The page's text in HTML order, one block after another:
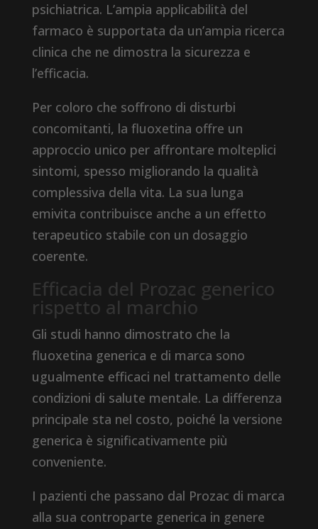
psichiatrica. L’ampia applicabilità del
farmaco è supportata da un’ampia ricerca
clinica che ne dimostra la sicurezza e
l’efficacia.
Per coloro che soffrono di disturbi
concomitanti, la fluoxetina offre un
approccio unico per affrontare molteplici
sintomi, spesso migliorando la qualità
complessiva della vita. La sua lunga
emivita contribuisce anche a un effetto
terapeutico stabile con un dosaggio
coerente.
Efficacia del Prozac generico
rispetto al marchio
Gli studi hanno dimostrato che la
fluoxetina generica e di marca sono
ugualmente efficaci nel trattamento delle
condizioni di salute mentale. La differenza
principale sta nel costo, poiché la versione
generica è significativamente più
conveniente.
I pazienti che passano dal Prozac di marca
alla sua controparte generica in genere